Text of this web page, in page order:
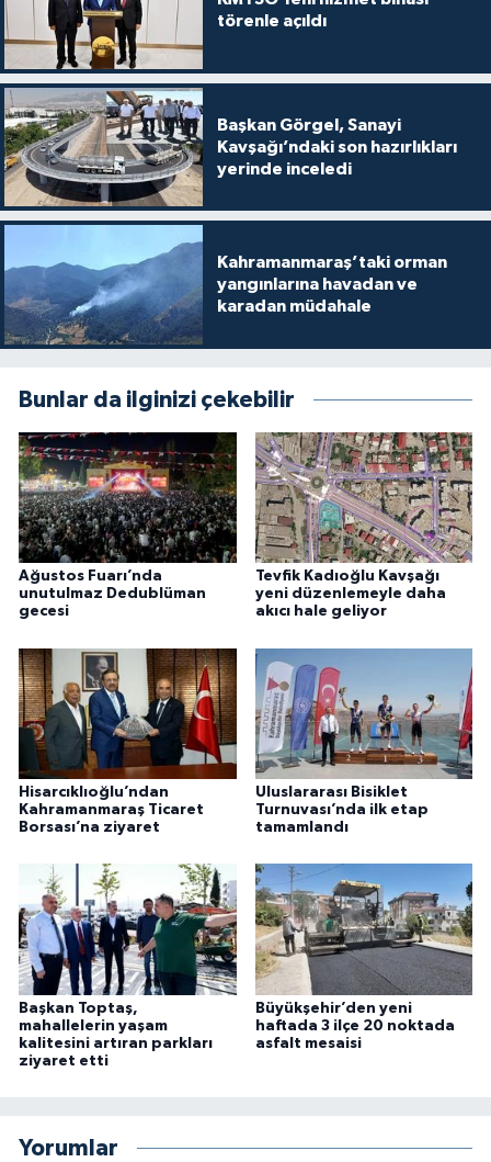
törenle açıldı
Başkan Görgel, Sanayi
Kavşağı’ndaki son hazırlıkları
yerinde inceledi
Kahramanmaraş’taki orman
yangınlarına havadan ve
karadan müdahale
Bunlar da ilginizi çekebilir
Ağustos Fuarı’nda
unutulmaz Dedublüman
gecesi
Tevfik Kadıoğlu Kavşağı
yeni düzenlemeyle daha
akıcı hale geliyor
Hisarcıklıoğlu’ndan
Kahramanmaraş Ticaret
Borsası’na ziyaret
Uluslararası Bisiklet
Turnuvası’nda ilk etap
tamamlandı
Başkan Toptaş,
mahallelerin yaşam
kalitesini artıran parkları
ziyaret etti
Büyükşehir’den yeni
haftada 3 ilçe 20 noktada
asfalt mesaisi
Yorumlar